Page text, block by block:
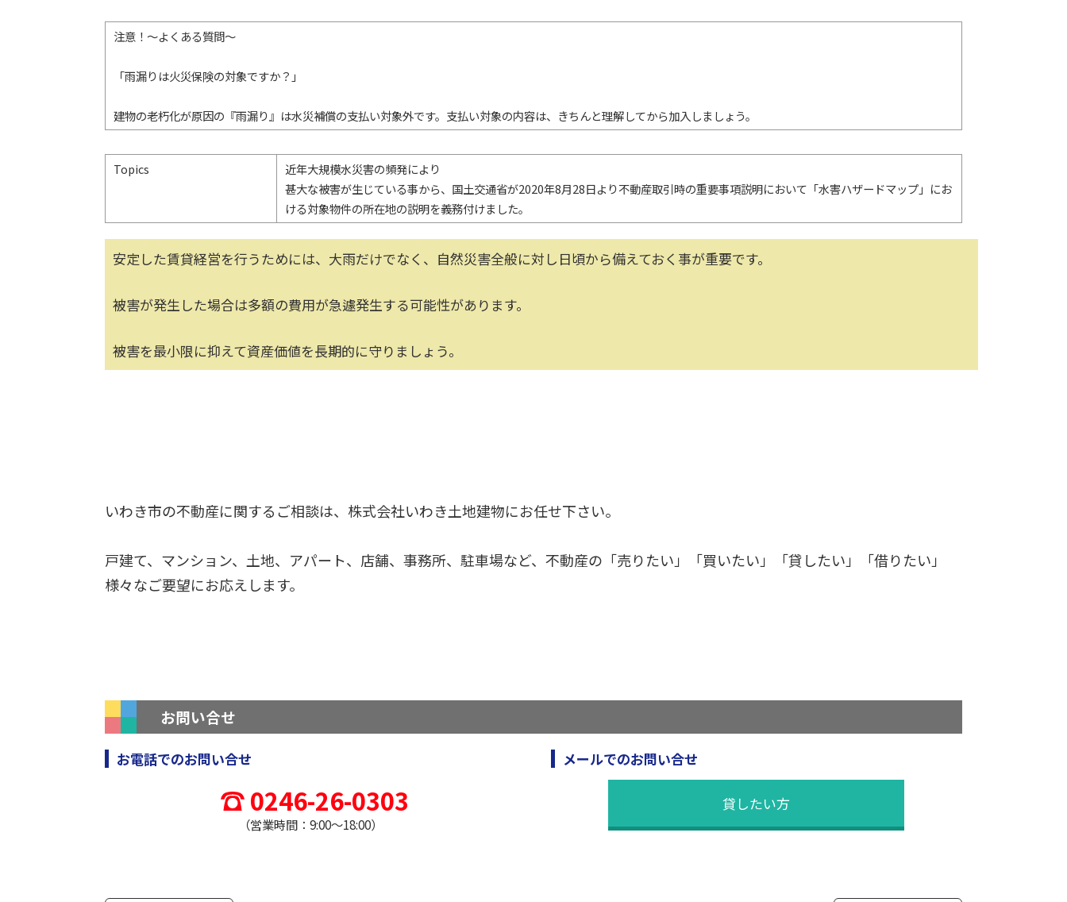
注意！～よくある質問～
「雨漏りは火災保険の対象ですか？」
建物の老朽化が原因の『雨漏り』は水災補償の支払い対象外です。支払い対象の内容は、きちんと理解してから加入しましょう。
Topics
近年大規模水災害の頻発により
甚大な被害が生じている事から、国土交通省が2020年8月28日より不動産取引時の重要事項説明において「水害ハザードマップ」にお
ける対象物件の所在地の説明を義務付けました。
安定した賃貸経営を行うためには、大雨だけでなく、自然災害全般に対し日頃から備えておく事が重要です。
被害が発生した場合は多額の費用が急遽発生する可能性があります。
被害を最小限に抑えて資産価値を長期的に守りましょう。
いわき市の不動産に関するご相談は、株式会社いわき土地建物にお任せ下さい。
戸建て、マンション、土地、アパート、店舗、事務所、駐車場など、不動産の「売りたい」「買いたい」「貸したい」「借りたい」
様々なご要望にお応えします。
お問い合せ
お電話でのお問い合せ
0246-26-0303
（営業時間：9:00～18:00）
メールでのお問い合せ
貸したい方